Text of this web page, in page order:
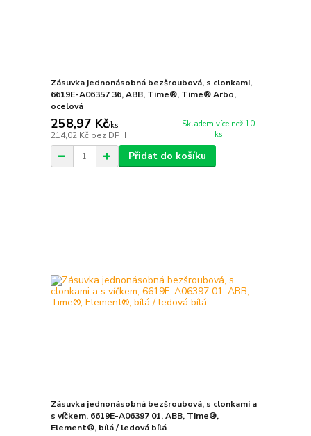
Zásuvka jednonásobná bezšroubová, s clonkami,
6619E-A06357 36, ABB, Time®, Time® Arbo,
ocelová
258,97 Kč/ks
214,02 Kč bez DPH
Skladem více než 10
ks
Přidat do košíku
Zásuvka jednonásobná bezšroubová, s clonkami a
s víčkem, 6619E-A06397 01, ABB, Time®,
Element®, bílá / ledová bílá